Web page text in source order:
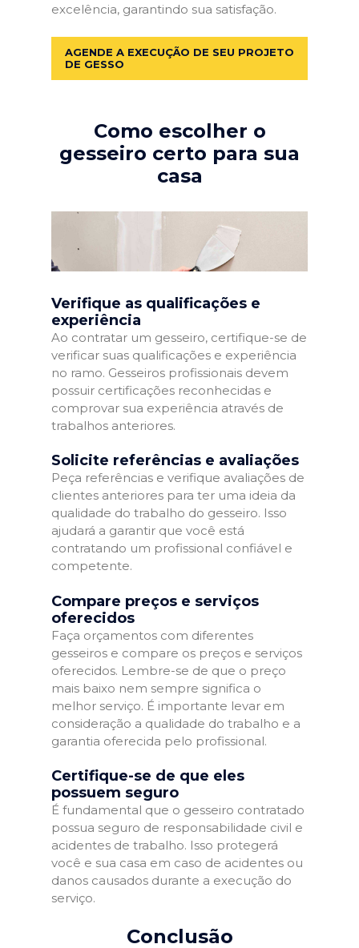
excelência, garantindo sua satisfação.
AGENDE A EXECUÇÃO DE SEU PROJETO
DE GESSO
Como escolher o
gesseiro certo para sua
casa
Verifique as qualificações e
experiência
Ao contratar um gesseiro, certifique-se de
verificar suas qualificações e experiência
no ramo. Gesseiros profissionais devem
possuir certificações reconhecidas e
comprovar sua experiência através de
trabalhos anteriores.
Solicite referências e avaliações
Peça referências e verifique avaliações de
clientes anteriores para ter uma ideia da
qualidade do trabalho do gesseiro. Isso
ajudará a garantir que você está
contratando um profissional confiável e
competente.
Compare preços e serviços
oferecidos
Faça orçamentos com diferentes
gesseiros e compare os preços e serviços
oferecidos. Lembre-se de que o preço
mais baixo nem sempre significa o
melhor serviço. É importante levar em
consideração a qualidade do trabalho e a
garantia oferecida pelo profissional.
Certifique-se de que eles
possuem seguro
É fundamental que o gesseiro contratado
possua seguro de responsabilidade civil e
acidentes de trabalho. Isso protegerá
você e sua casa em caso de acidentes ou
danos causados durante a execução do
serviço.
Conclusão